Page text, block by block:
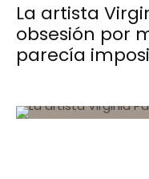
La artista
obsesión por
parecía